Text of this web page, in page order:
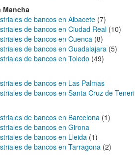
Mancha
de bancos en Albacete (7)
de bancos en Ciudad Real (10)
de bancos en Cuenca (8)
de bancos en Guadalajara (5)
de bancos en Toledo (49)
de bancos en Las Palmas
de bancos en Santa Cruz de
de bancos en Barcelona (1)
de bancos en Girona
de bancos en Lleida (1)
de bancos en Tarragona (2)